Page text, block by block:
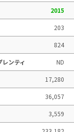
2015
203
824
ンティ ND
17,280
36,057
3,559